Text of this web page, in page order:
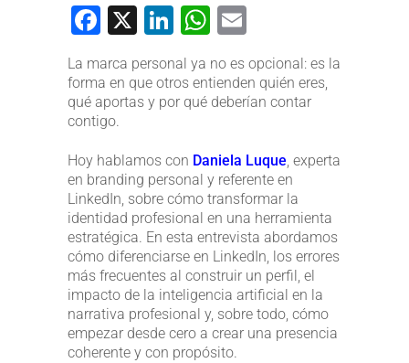
Facebook
X LinkedIn
WhatsApp
La marca personal ya no es opcional: es la
forma en que otros entienden quién eres,
qué aportas y por qué deberían contar
contigo.
Hoy hablamos con Daniela Luque, experta
en branding personal y referente en
LinkedIn, sobre cómo transformar la
identidad profesional en una herramienta
estratégica. En esta entrevista abordamos
cómo diferenciarse en LinkedIn, los errores
más frecuentes al construir un perfil, el
impacto de la inteligencia artificial en la
narrativa profesional y, sobre todo, cómo
empezar desde cero a crear una presencia
coherente y con propósito.